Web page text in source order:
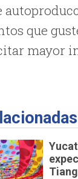
que
mayor